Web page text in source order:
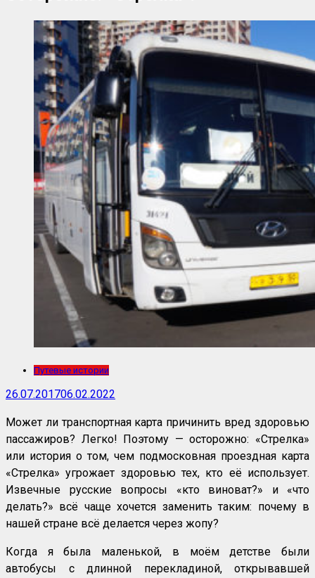
Путевые истории
26.07.201706.02.2022
Может ли транспортная карта причинить вред здоровью
пассажиров? Легко! Поэтому — осторожно: «Стрелка»
или история о том, чем подмосковная проездная карта
«Стрелка» угрожает здоровью тех, кто её использует.
Извечные русские вопросы «кто виноват?» и «что
делать?» всё чаще хочется заменить таким: почему в
нашей стране всё делается через жопу?
Когда я была маленькой, в моём детстве были
автобусы с длинной перекладиной, открывавшей